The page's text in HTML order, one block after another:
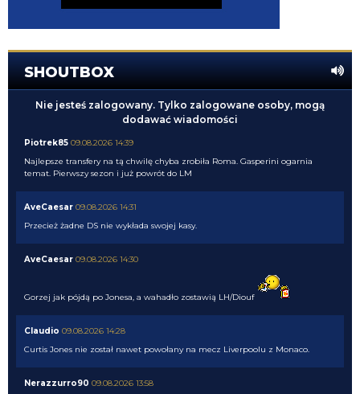
SHOUTBOX
Nie jesteś zalogowany. Tylko zalogowane osoby, mogą
dodawać wiadomości
Piotrek85 09.08.2026 14:39
Najlepsze transfery na tą chwilę chyba zrobiła Roma. Gasperini ogarnia
temat. Pierwszy sezon i już powrót do LM
AveCaesar 09.08.2026 14:31
Przecież żadne DS nie wykłada swojej kasy.
AveCaesar 09.08.2026 14:30
Gorzej jak pójdą po Jonesa, a wahadło zostawią LH/Diouf
Claudio 09.08.2026 14:28
Curtis Jones nie został nawet powołany na mecz Liverpoolu z Monaco.
Nerazzurro90 09.08.2026 13:58